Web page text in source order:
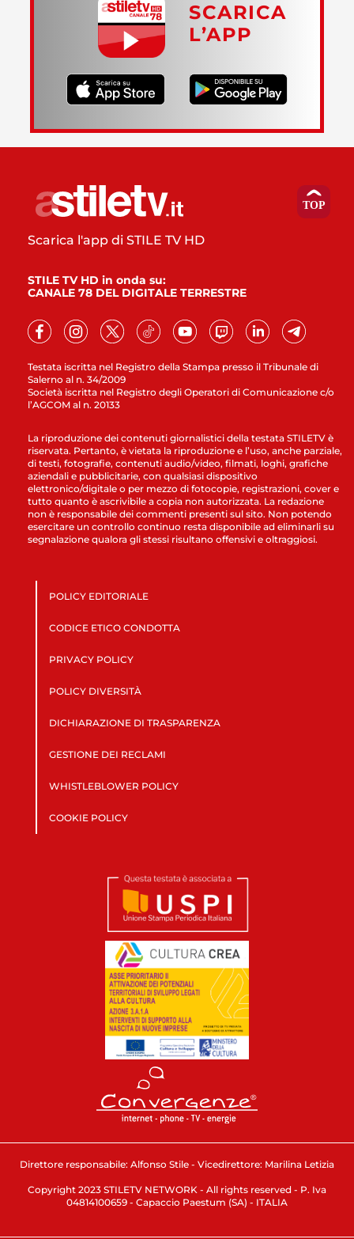
SCARICA
L’APP
Testata iscritta nel Registro della Stampa presso il Tribunale di
Salerno al n. 34/2009
Società iscritta nel Registro degli Operatori di Comunicazione c/o
l’AGCOM al n. 20133
Scarica l'app di STILE TV HD
STILE TV HD in onda su:
CANALE 78 DEL DIGITALE TERRESTRE
La riproduzione dei contenuti giornalistici della testata STILETV è
riservata. Pertanto, è vietata la riproduzione e l’uso, anche parziale,
di testi, fotografie, contenuti audio/video, filmati, loghi, grafiche
aziendali e pubblicitarie, con qualsiasi dispositivo
elettronico/digitale o per mezzo di fotocopie, registrazioni, cover e
tutto quanto è ascrivibile a copia non autorizzata. La redazione
non è responsabile dei commenti presenti sul sito. Non potendo
esercitare un controllo continuo resta disponibile ad eliminarli su
segnalazione qualora gli stessi risultano offensivi e oltraggiosi.
POLICY EDITORIALE
CODICE ETICO CONDOTTA
PRIVACY POLICY
POLICY DIVERSITÀ
DICHIARAZIONE DI TRASPARENZA
GESTIONE DEI RECLAMI
WHISTLEBLOWER POLICY
COOKIE POLICY
Direttore responsabile: Alfonso Stile - Vicedirettore: Marilina Letizia
Copyright 2023 STILETV NETWORK - All rights reserved - P. Iva
04814100659 - Capaccio Paestum (SA) - ITALIA